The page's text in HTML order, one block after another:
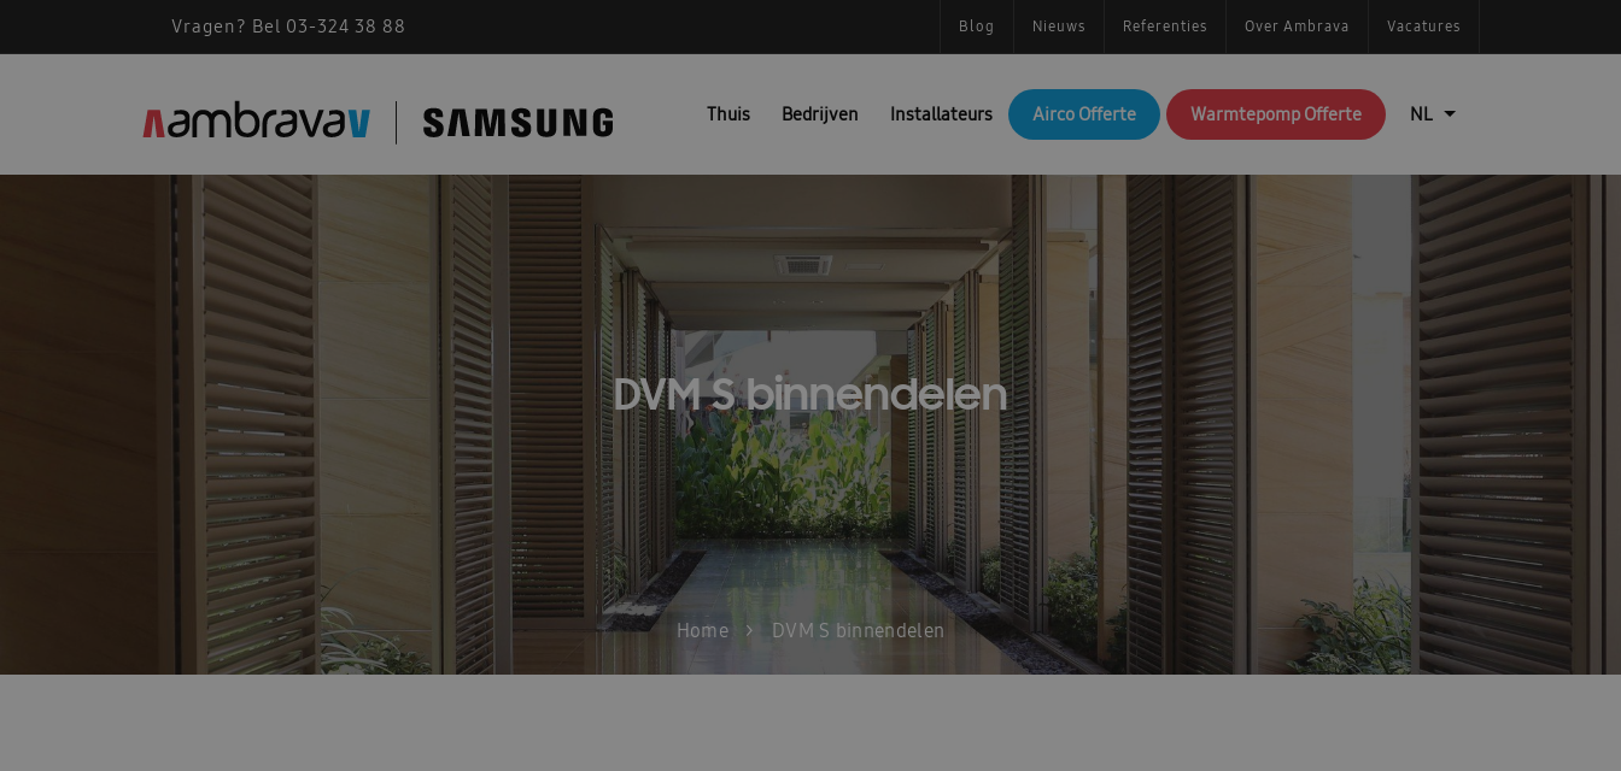
Vragen? Bel 03-324 38 88 Blog Nieuws Referenties Over Ambrava Vacatures
Thuis Bedrijven Installateurs Airco Offerte Warmtepomp Offerte
DVM S binnendelen
Home > DVM S binnendelen